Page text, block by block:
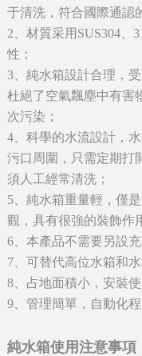
于清洗，符合國際通認
2、材質采用SUS304、
性；
3、純水箱設計合理，
杜絕了空氣飄塵中有害
次污染；
4、科學的水流設計，
污口周圍，只需定期打
須人工經常清洗；
5、純水箱重量輕，僅
觀，具有很強的裝飾作
6、本產品不需要另設
7、可替代高位水箱和
8、占地面積小，安裝
9、管理簡單，自動化
純水箱使用注意事項